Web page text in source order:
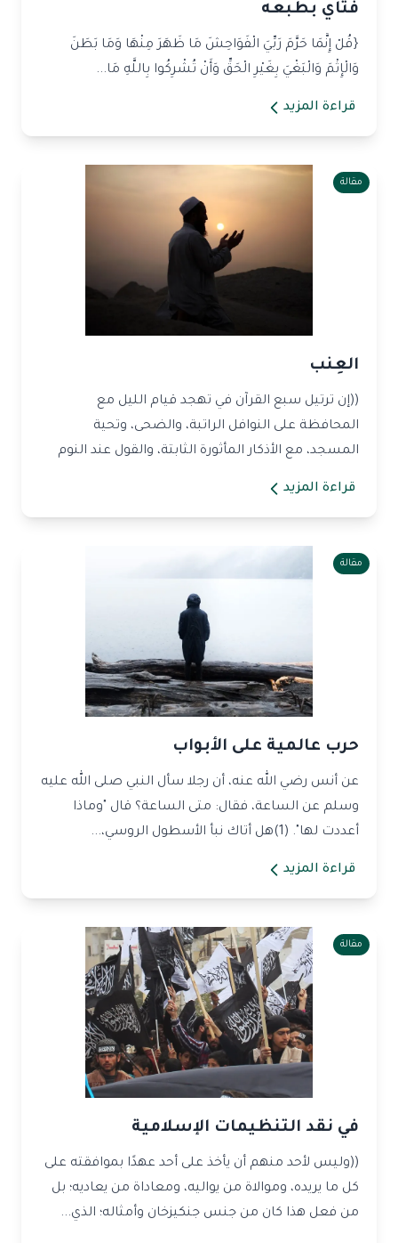
فتّاي بطبعه
{قُلْ إِنَّمَا حَرَّمَ رَبِّيَ الْفَوَاحِشَ مَا ظَهَرَ مِنْهَا وَمَا بَطَنَ
وَالْإِثْمَ وَالْبَغْيَ بِغَيْرِ الْحَقِّ وَأَنْ تُشْرِكُوا بِاللَّهِ مَا...
قراءة المزيد
مقالة
العِنب
((إن ترتيل سبع القرآن في تهجد قيام الليل مع
المحافظة على النوافل الراتبة، والضحى، وتحية
المسجد، مع الأذكار المأثورة الثابتة، والقول عند النوم
قراءة المزيد
مقالة
حرب عالمية على الأبواب
عن أنس رضي الله عنه، أن رجلا سأل النبي صلى الله عليه
وسلم عن الساعة، فقال: متى الساعة؟ قال "وماذا
أعددت لها". (1)هل أتاك نبأ الأسطول الروسي،...
قراءة المزيد
مقالة
في نقد التنظيمات الإسلامية
((وليس لأحد منهم أن يأخذ على أحد عهدًا بموافقته على
كل ما يريده، وموالاة من يواليه، ومعاداة من يعاديه؛ بل
من فعل هذا كان من جنس جنكيزخان وأمثاله؛ الذي...